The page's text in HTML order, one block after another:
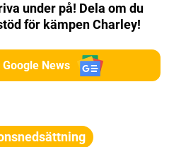
under på! Dela om du
för kämpen Charley!
News